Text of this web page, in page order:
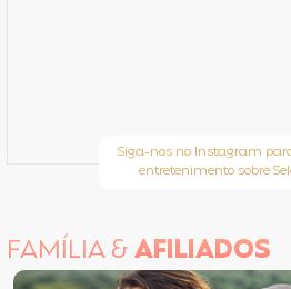
Siga-nos no Instagram
entretenimento sobre
FAMÍLIA &AFILIADOS